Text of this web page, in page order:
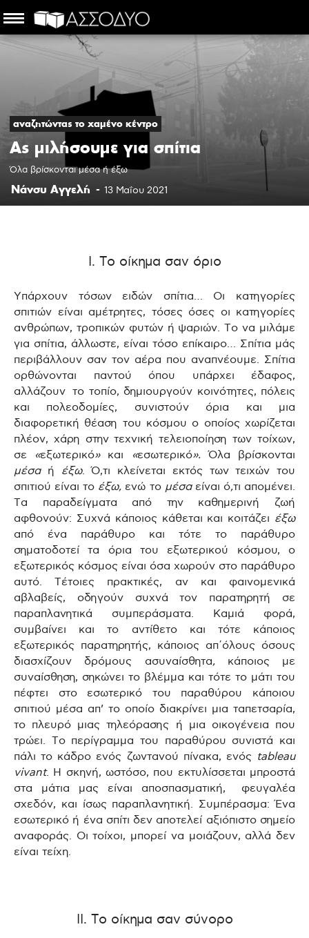
αναζητώντας το χαμένο κέντρο
Ας μιλήσουμε για σπίτια
Όλα βρίσκονται μέσα ή έξω
Νάνσυ Αγγελή - 13 Μαΐου 2021
Ι. Το οίκημα σαν όριο
Υπάρχουν τόσων ειδών σπίτια… Οι κατηγορίες
σπιτιών είναι αμέτρητες, τόσες όσες οι κατηγορίες
ανθρώπων, τροπικών φυτών ή ψαριών. Το να μιλάμε
για σπίτια, άλλωστε, είναι τόσο επίκαιρο… Σπίτια μάς
περιβάλλουν σαν τον αέρα που αναπνέουμε. Σπίτια
ορθώνονται παντού όπου υπάρχει έδαφος,
αλλάζουν το τοπίο, δημιουργούν κοινότητες, πόλεις
και πολεοδομίες, συνιστούν όρια και μια
διαφορετική θέαση του κόσμου ο οποίος χωρίζεται
πλέον, χάρη στην τεχνική τελειοποίηση των τοίχων,
σε «εξωτερικό» και «εσωτερικό».Όλα βρίσκονται
μέσα ή έξω. Ό,τι κλείνεται εκτός των τειχών του
σπιτιού είναι το έξω, ενώ το μέσα είναι ό,τι απομένει.
Τα παραδείγματα από την καθημερινή ζωή
αφθονούν: Συχνά κάποιος κάθεται και κοιτάζει έξω
από ένα παράθυρο και τότε το παράθυρο
σηματοδοτεί τα όρια του εξωτερικού κόσμου, ο
εξωτερικός κόσμος είναι όσα χωρούν στο παράθυρο
αυτό. Τέτοιες πρακτικές, αν και φαινομενικά
αβλαβείς, οδηγούν συχνά τον παρατηρητή σε
παραπλανητικά συμπεράσματα. Καμιά φορά,
συμβαίνει και το αντίθετο και τότε κάποιος
εξωτερικός παρατηρητής, κάποιος απ΄όλους όσους
διασχίζουν δρόμους ασυναίσθητα, κάποιος με
συναίσθηση, σηκώνει το βλέμμα και τότε το μάτι του
πέφτει στο εσωτερικό του παραθύρου κάποιου
σπιτιού μέσα απ’ το οποίο διακρίνει μια ταπετσαρία,
το πλευρό μιας τηλεόρασης ή μια οικογένεια που
τρώει. Το περίγραμμα του παραθύρου συνιστά και
πάλι το κάδρο ενός ζωντανού πίνακα, ενός tableau
vivant. Η σκηνή, ωστόσο, που εκτυλίσσεται μπροστά
στα μάτια μας είναι αποσπασματική, φευγαλέα
σχεδόν, και ίσως παραπλανητική. Συμπέρασμα: Ένα
εσωτερικό ή ένα σπίτι δεν αποτελεί αξιόπιστο σημείο
αναφοράς. Οι τοίχοι, μπορεί να μοιάζουν, αλλά δεν
είναι τείχη.
ΙΙ. Το οίκημα σαν σύνορο